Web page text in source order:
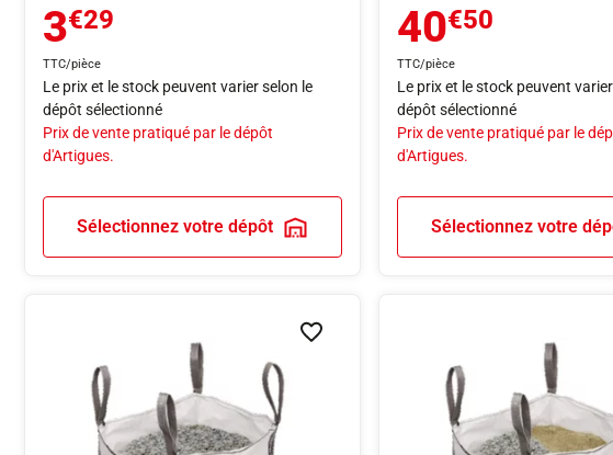
3€29
TTC/pièce
Le prix et le stock peuvent varier selon le
dépôt sélectionné
Prix de vente pratiqué par le dépôt
d'Artigues.
Sélectionnez votre dépôt
40€50
TTC/pièce
Le prix et le stock peuvent
dépôt sélectionné
Prix de vente pratiqué par le
d'Artigues.
Sélectionnez votre
Ajouter à la liste de souhaits